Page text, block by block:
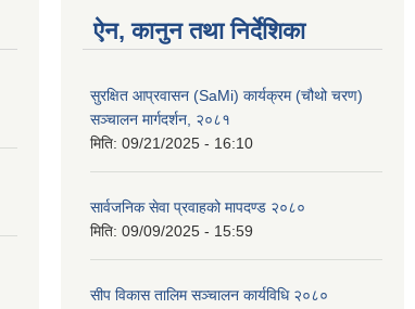
ऐन, कानुन तथा निर्देशिका
सुरक्षित आप्रवासन (SaMi) कार्यक्रम (चौथो चरण)
सञ्चालन मार्गदर्शन, २०८१
मिति: 09/21/2025 - 16:10
सार्वजनिक सेवा प्रवाहको मापदण्ड २०८०
मिति: 09/09/2025 - 15:59
सीप विकास तालिम सञ्चालन कार्यविधि २०८०